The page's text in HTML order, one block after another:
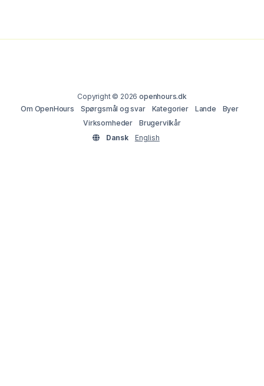
Copyright © 2026openhours.dk
Om OpenHours
Spørgsmål og svar Kategorier Lande
Byer
Virksomheder
Brugervilkår
Dansk
English